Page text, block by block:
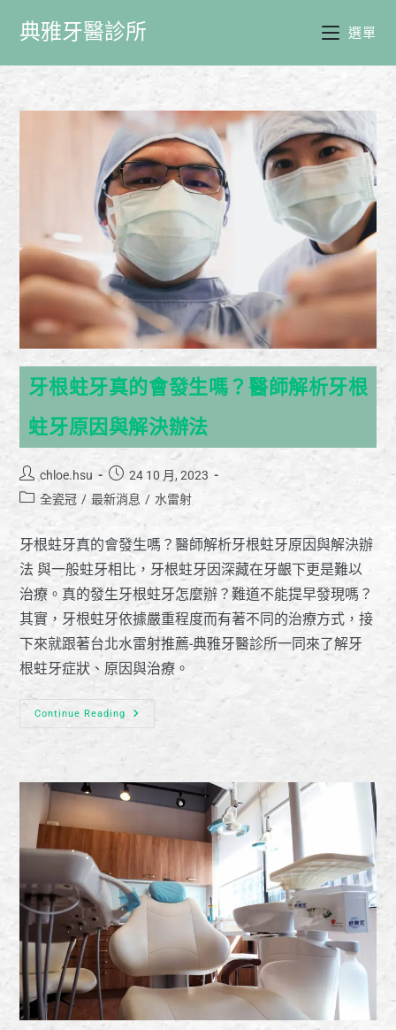
典雅牙醫診所 選單
牙根蛀牙真的會發生嗎？醫師解析牙根
蛀牙原因與解決辦法
chloe.hsu
24 10 月, 2023
全瓷冠 / 最新消息 / 水雷射
牙根蛀牙真的會發生嗎？醫師解析牙根蛀牙原因與解決辦
法 與一般蛀牙相比，牙根蛀牙因深藏在牙齦下更是難以
治療。真的發生牙根蛀牙怎麼辦？難道不能提早發現嗎？
其實，牙根蛀牙依據嚴重程度而有著不同的治療方式，接
下來就跟著台北水雷射推薦-典雅牙醫診所一同來了解牙
根蛀牙症狀、原因與治療。
Continue Reading